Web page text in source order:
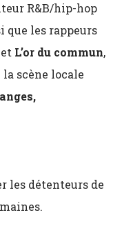
R&B/hip-hop
que les rappeurs
et L’or du commun,
scène locale
les détenteurs de